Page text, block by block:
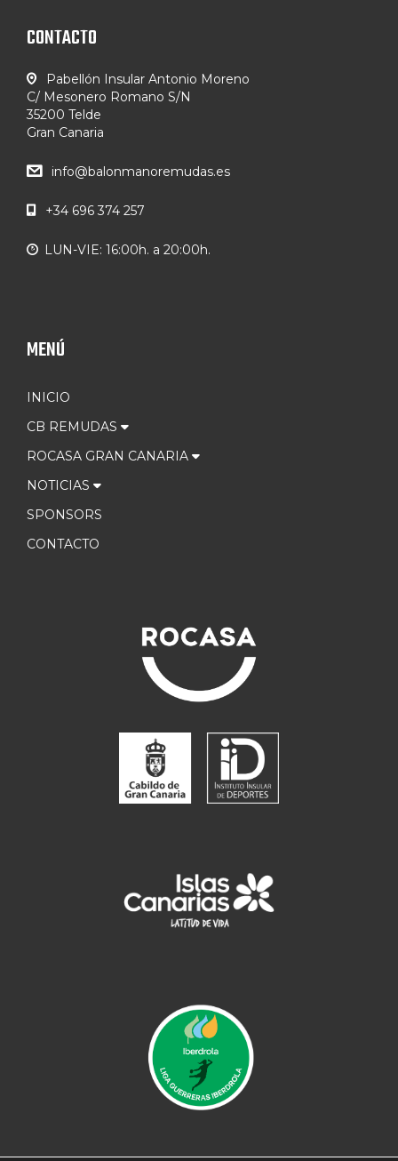
CONTACTO
Pabellón Insular Antonio Moreno
C/ Mesonero Romano S/N
35200 Telde
Gran Canaria
info@balonmanoremudas.es
+34 696 374 257
LUN-VIE: 16:00h. a 20:00h.
MENÚ
INICIO
CB REMUDAS
ROCASA GRAN CANARIA
NOTICIAS
SPONSORS
CONTACTO